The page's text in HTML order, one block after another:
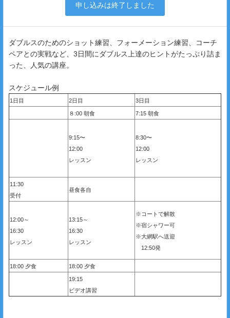
申し込みは終了しました
ダブルスのためのショット練習、フォーメーション練習、コーチ
ペアとの実戦など、3日間にダブルス上達のヒントがたっぷり詰ま
った、人気の講座。
スケジュール例
1日目 2日目 3日目
８:00 朝食 7:15 朝食
9:15〜
12:00
レッスン
8:30〜
12:00
レッスン
11:30
受付
昼食各自
12:00～
16:30
レッスン
13:15～
16:30
レッスン
※コートで解散
※宿シャワー可
※大網駅へ送迎
12:50発
18:00 夕食 18:00 夕食
19:15
ビデオ講習